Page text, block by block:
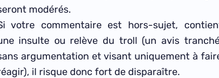
modérés.
votre commentaire est hors-sujet,
insulte ou relève du troll (un avis
argumentation et visant uniquement à
il risque donc fort de disparaître.